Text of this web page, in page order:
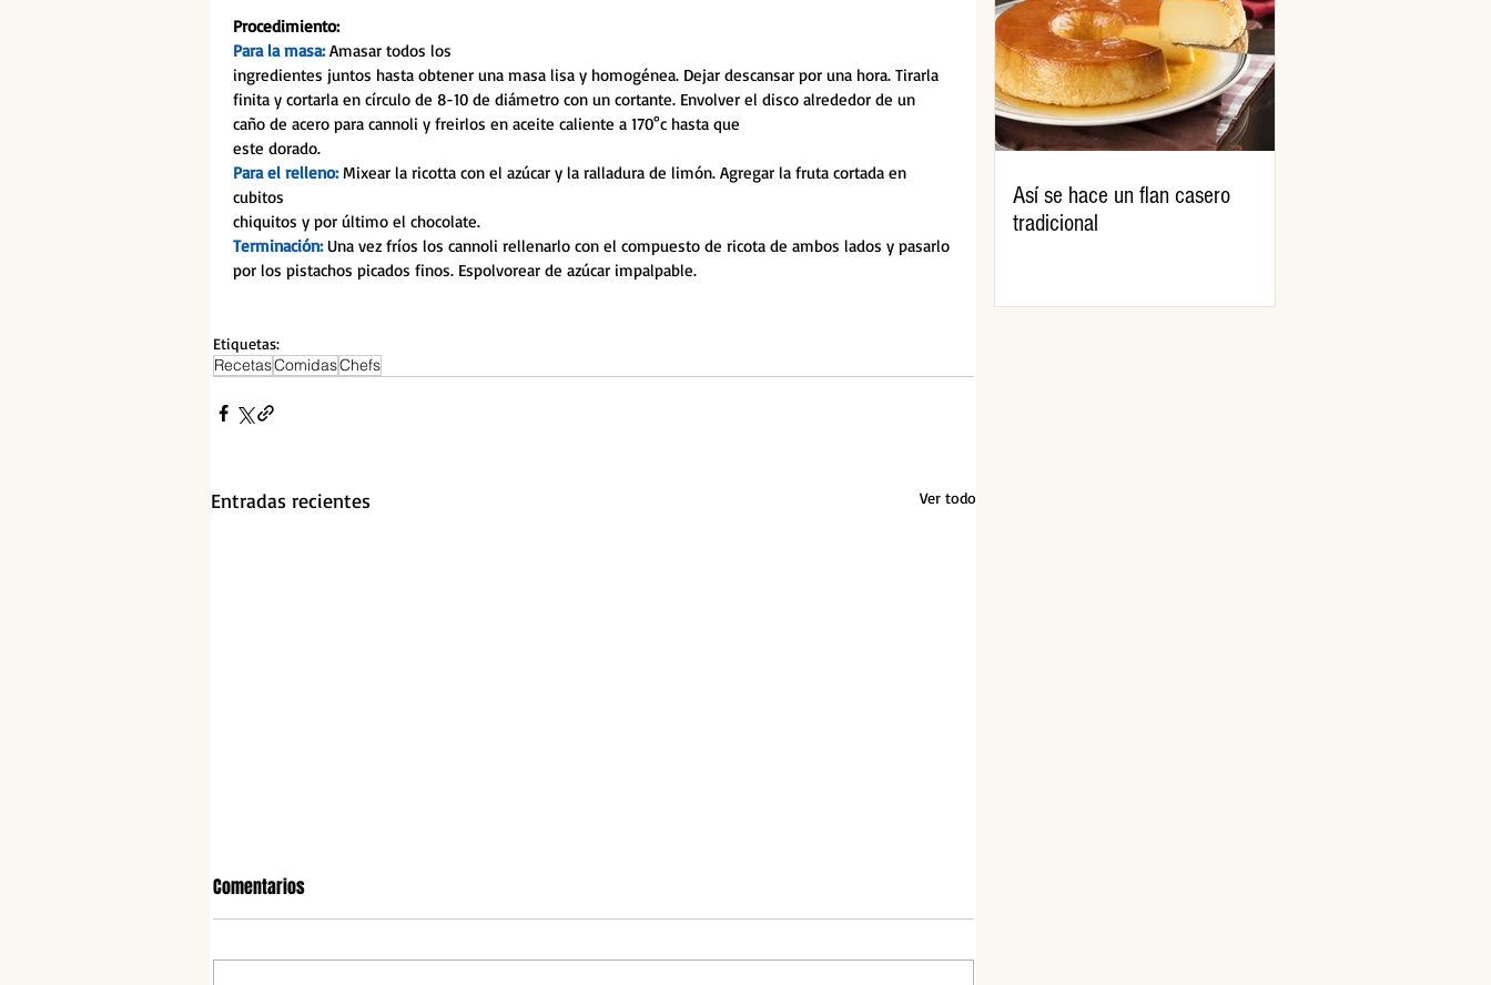
Procedimiento:
Para la masa: Amasar todos los
ingredientes juntos hasta obtener una masa lisa y homogénea. Dejar descansar por una hora. Tirarla
finita y cortarla en círculo de 8-10 de diámetro con un cortante. Envolver el disco alrededor de un
caño de acero para cannoli y freirlos en aceite caliente a 170°c hasta que
este dorado.
Para el relleno: Mixear la ricotta con el azúcar y la ralladura de limón. Agregar la fruta cortada en
cubitos
chiquitos y por último el chocolate.
Terminación: Una vez fríos los cannoli rellenarlo con el compuesto de ricota de ambos lados y pasarlo
por los pistachos picados finos. Espolvorear de azúcar impalpable.
Etiquetas:
RecetasComidasChefs
Entradas recientes Ver todo
Comentarios
Así se hace un flan casero
tradicional